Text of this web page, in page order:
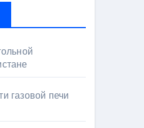
газовой печи